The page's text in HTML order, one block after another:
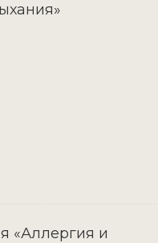
«Аллергия и